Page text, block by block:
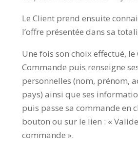
Le Client prend ensuite
l’offre présentée dans sa
Une fois son choix effectué,
Commande puis renseigne
personnelles (nom, prénom,
pays) ainsi que ses
puis passe sa commande en
bouton ou sur le lien : «
commande ».